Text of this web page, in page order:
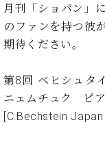
ノ
C.
ベ
シ
ュ
タ
ジ
オ
納
入
実
ン
ト
ン
ク
ー
セ
ト
ラ
東
月刊「ショパン」
のファンを持つ彼
期待ください。
第8回 ベヒシュタ
ニェムチュク ピ
[C.Bechstein